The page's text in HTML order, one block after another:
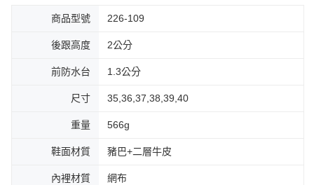
商品型號 226-109
後跟高度 2公分
前防水台 1.3公分
尺寸 35,36,37,38,39,40
重量 566g
鞋面材質 豬巴+二層牛皮
內裡材質 網布